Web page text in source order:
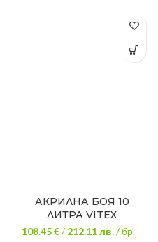
АКРИЛНА БОЯ 10
ЛИТРА VITEX
108.45 €/212.11лв./ бр.